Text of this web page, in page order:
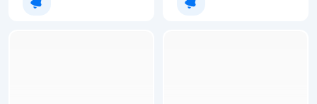
Уведомить о появлении Уведомить о появлении